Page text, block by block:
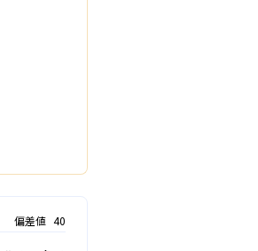
偏差値 40